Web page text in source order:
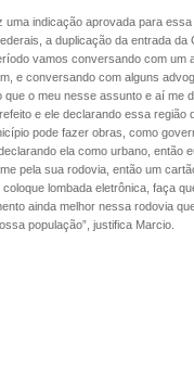
uma indicação aprovada para
a duplicação da entrada da
vamos conversando com um
e conversando com alguns
que o meu nesse assunto e aí me
e ele declarando essa região
pode fazer obras, como
ela como urbano, então
pela sua rodovia, então um
lombada eletrônica, faça
ainda melhor nessa rodovia
população”, justifica Marcio.